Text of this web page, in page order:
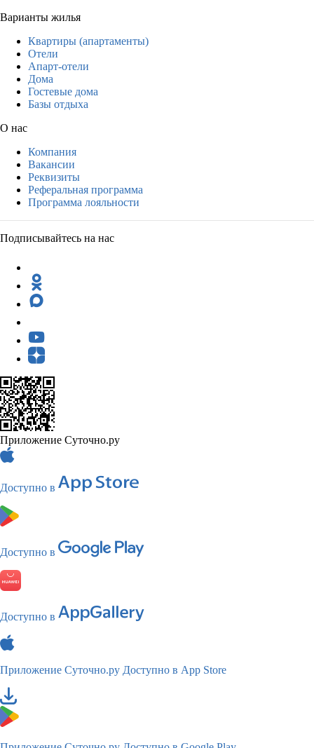
Варианты жилья
Квартиры (апартаменты)
Отели
Апарт-отели
Дома
Гостевые дома
Базы отдыха
О нас
Компания
Вакансии
Реквизиты
Реферальная программа
Программа лояльности
Подписывайтесь на нас
Приложение Суточно.ру
Доступно в
Доступно в
Доступно в
Приложение Суточно.ру Доступно в App Store